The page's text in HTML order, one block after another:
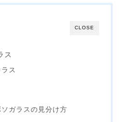
CLOSE
ス
ス
ガラスの見分け方